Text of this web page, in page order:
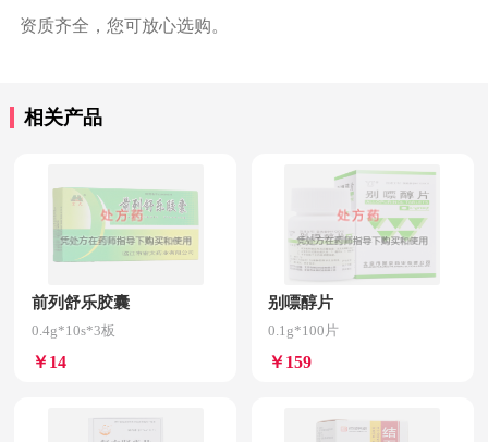
资质齐全，您可放心选购。
相关产品
前列舒乐胶囊
0.4g*10s*3板
￥14
别嘌醇片
0.1g*100片
￥159